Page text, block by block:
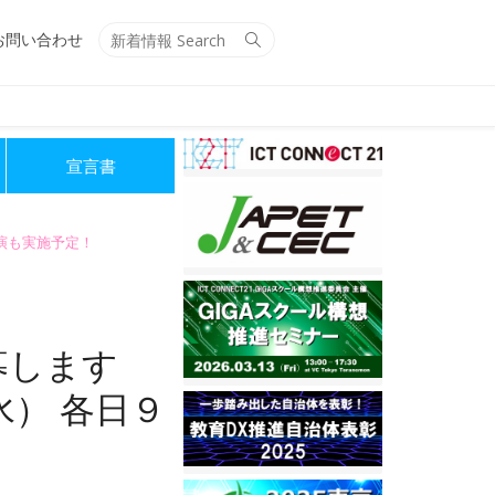
Search
問い合わせ
宣言書
実施予定！
ます
各日９